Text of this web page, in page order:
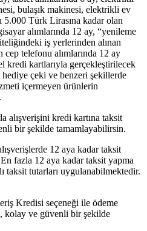
bulaşık makinesi, elektrikli ev
5.000 Türk Lirasına kadar olan
alımlarında 12 ay, “yenileme
iş yerlerinden alınan
telefonu alımlarında 12 ay
kredi kartlarıyla gerçekleştirilecek
çeki ve benzeri şekillerde
içermeyen ürünlerin
alışverişini kredi kartına taksit
bir şekilde tamamlayabilirsin.
12 aya kadar taksit
fazla 12 aya kadar taksit yapma
taksit tutarları uygulanabilmektedir.
Kredisi seçeneği ile ödeme
kolay ve güvenli bir şekilde